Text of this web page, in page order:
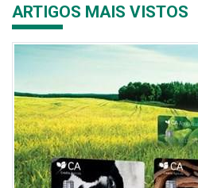
ARTIGOS MAIS VISTOS